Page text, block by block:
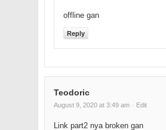
offline gan
Reply
Teodoric
August 9, 2020 at 3:49 am · Edit
Link part2 nya broken gan